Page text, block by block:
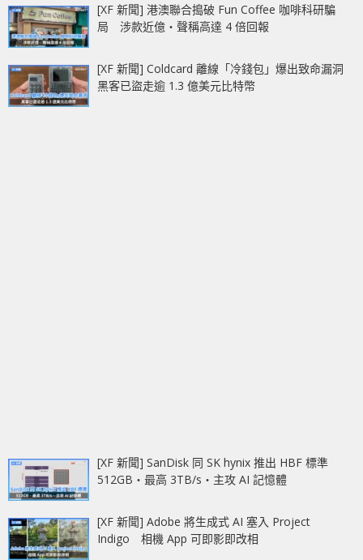
[XF 新聞] 港澳聯合搗破 Fun Coffee 咖啡科研騙
局 涉款近億‧聲稱高達 4 倍回報
[XF 新聞] Coldcard 離線「冷錢包」爆出致命漏洞
黑客已盜走逾 1.3 億美元比特幣
[XF 新聞] SanDisk 同 SK hynix 推出 HBF 標準
512GB‧最高 3TB/s‧主攻 AI 記憶體
[XF 新聞] Adobe 將生成式 AI 塞入 Project
Indigo 相機 App 可即影即改相